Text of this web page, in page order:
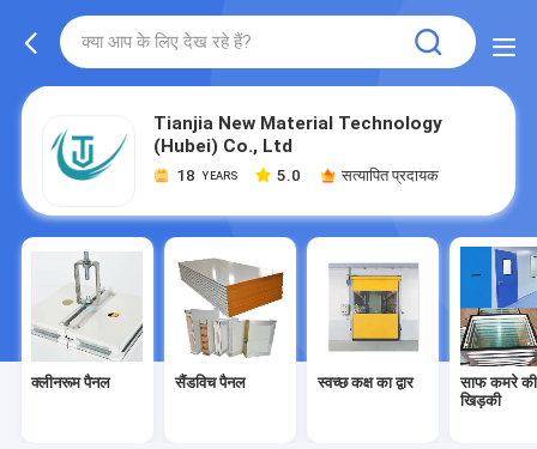
Tianjia New Material Technology
(Hubei) Co., Ltd
18 YEARS 5.0 सत्यापित प्रदायक
क्लीनरूम पैनल सैंडविच पैनल स्वच्छ कक्ष का द्वार
साफ कमरे की
खिड़की